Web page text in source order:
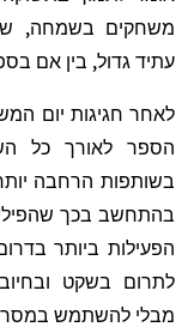
משחקים בשמחה,
עתיד גדול, בין אם
לאחר חגיגות יום
הספר לאורך כל
בשותפות הרחבה
בהתחשב בכך
הפעילות ביותר
לתרום בשקט
מבלי להשתמש